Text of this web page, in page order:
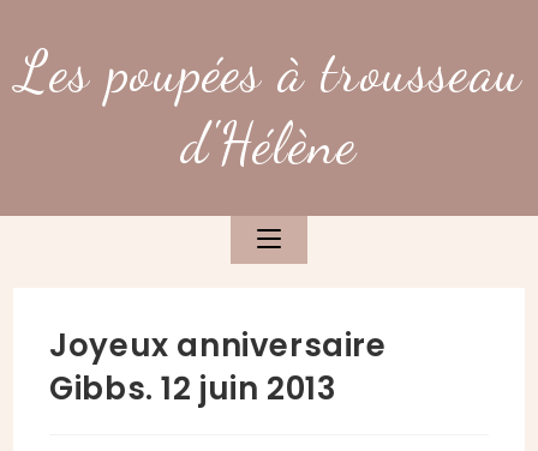
content
Les poupées à trousseau
d'Hélène
Joyeux anniversaire
Gibbs. 12 juin 2013